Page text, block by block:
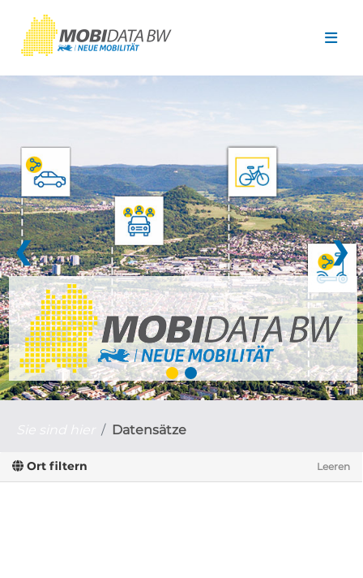
❮ ❯
Datensätze
Ort filtern Leeren